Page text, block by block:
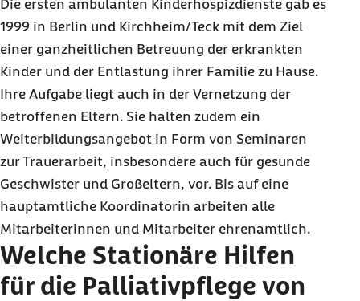
Die ersten ambulanten Kinderhospizdienste gab es
1999 in Berlin und Kirchheim/Teck mit dem Ziel
einer ganzheitlichen Betreuung der erkrankten
Kinder und der Entlastung ihrer Familie zu Hause.
Ihre Aufgabe liegt auch in der Vernetzung der
betroffenen Eltern. Sie halten zudem ein
Weiterbildungsangebot in Form von Seminaren
zur Trauerarbeit, insbesondere auch für gesunde
Geschwister und Großeltern, vor. Bis auf eine
hauptamtliche Koordinatorin arbeiten alle
Mitarbeiterinnen und Mitarbeiter ehrenamtlich.
Welche Stationäre Hilfen
für die Palliativpflege von